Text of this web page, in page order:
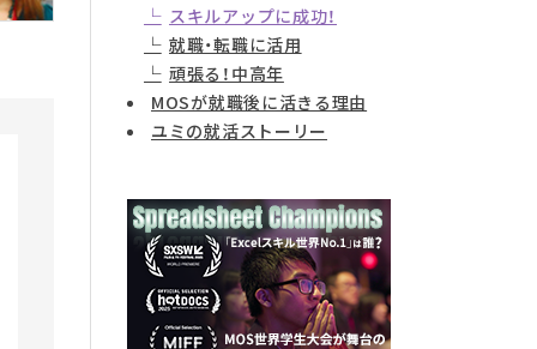
スキルアップに成功！
就職・転職に活用
頑張る！中高年
MOSが就職後に活きる理由
ユミの就活ストーリー